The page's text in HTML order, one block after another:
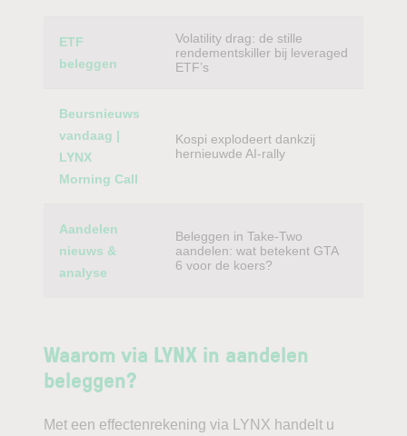
ETF
beleggen
Volatility drag: de stille
rendementskiller bij leveraged
ETF’s
Beursnieuws
vandaag |
LYNX
Morning Call
Kospi explodeert dankzij
hernieuwde AI-rally
Aandelen
nieuws &
analyse
Beleggen in Take-Two
aandelen: wat betekent GTA
6 voor de koers?
Waarom via LYNX in aandelen
beleggen?
Met een effectenrekening via LYNX handelt u